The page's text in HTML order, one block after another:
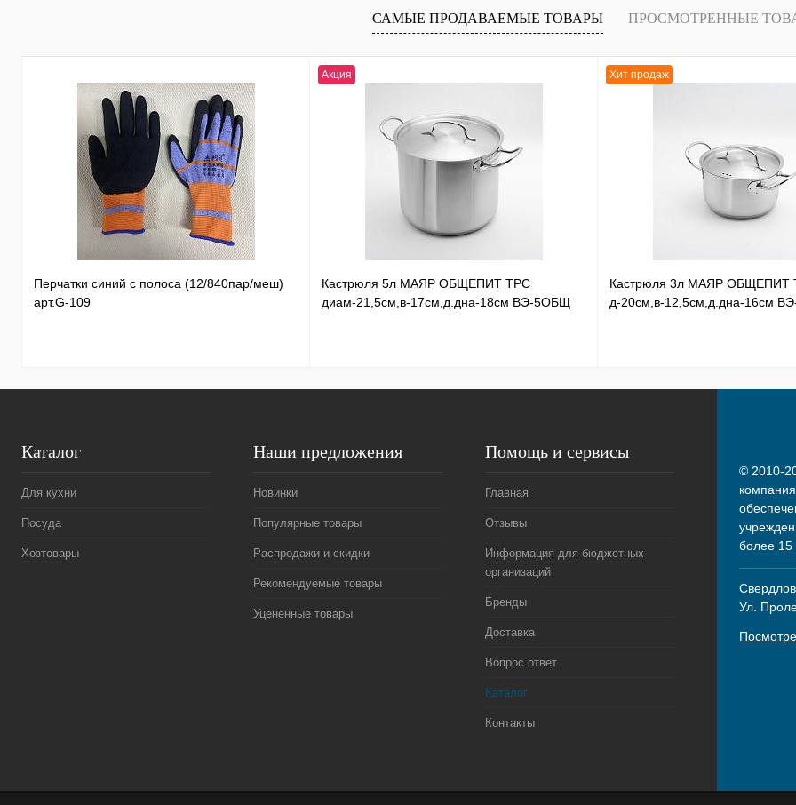
наличии
САМЫЕ ПРОДАВАЕМЫЕ ТОВАРЫ ПРОСМОТРЕННЫЕ
Перчатки синий с полоса (12/840пар/меш)
арт.G-109
Акция
Кастрюля 5л МАЯР ОБЩЕПИТ ТРС
диам-21,5см,в-17см,д.дна-18см ВЭ-5ОБЩ
Хит продаж
Кастрюля 3л МАЯР ОБЩЕПИТ
д-20см,в-12,5см,д.дна-16см
Каталог
Для кухни
Посуда
Хозтовары
Наши предложения
Новинки
Популярные товары
Распродажи и скидки
Рекомендуемые товары
Уцененные товары
Помощь и сервисы
Главная
Отзывы
Информация для бюджетных
организаций
Бренды
Доставка
Вопрос ответ
Каталог
Контакты
© 2010-
более 15
Ул.